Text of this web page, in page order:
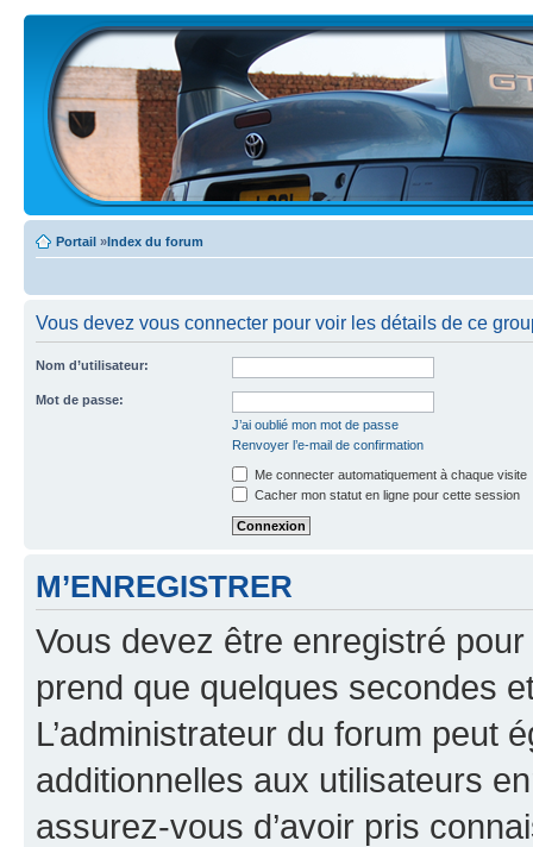
Portail »Index du forum
Vous devez vous connecter pour voir les détails de ce
Nom d’utilisateur:
Mot de passe:
J’ai oublié mon mot de passe
Renvoyer l’e-mail de confirmation
Me connecter automatiquement à chaque visite
Cacher mon statut en ligne pour cette session
M’ENREGISTRER
Vous devez être enregistré
prend que quelques secondes
L’administrateur du forum peut
additionnelles aux utilisateurs
assurez-vous d’avoir pris